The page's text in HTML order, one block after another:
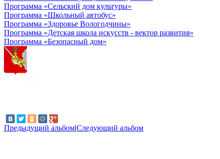
Программа «Сельский дом культуры»
Программа «Школьный автобус»
Программа «Здоровье Вологодчины»
Программа «Детская школа искусств - вектор развития»
Программа «Безопасный дом»
Предыдущий альбом|Следующий альбом